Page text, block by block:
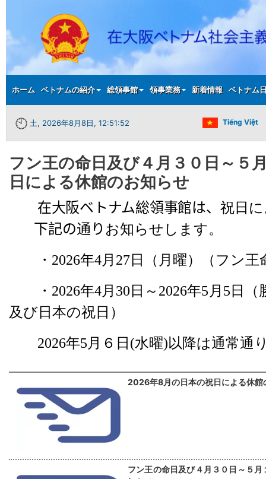
Main menu
ホーム ベトナムの紹介 総領事館 領事業務 新着情報 ベトナム
土, 2026年8月8日, 12:51:52 Tiếng Việt
フン王の命日及び４月３０日～５
日による休館のお知らせ
在大阪ベトナム総領事館は、 祝日
下記の通り お知らせします。
・ 2026年4月 27日（月曜）（フン王
・ 2026年4月 30 日～ 2026年5 月 5 日（
及び日本の祝日）
2026年5 月６日 (水曜)以降は通常通
2026年8月の日本の祝日による休館
フン王の命日及び４月３０日～５